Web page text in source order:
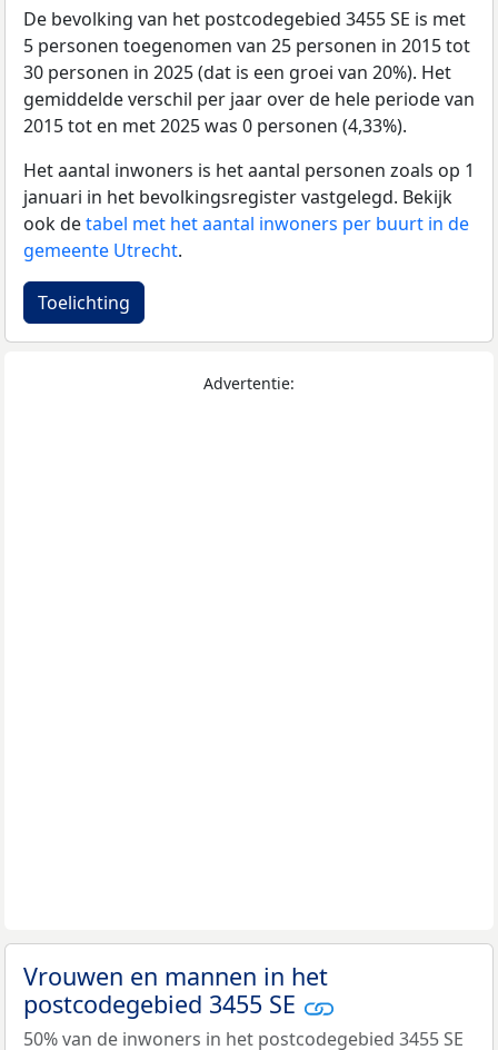
De bevolking van het postcodegebied 3455 SE is met
5 personen toegenomen van 25 personen in 2015 tot
30 personen in 2025 (dat is een groei van 20%). Het
gemiddelde verschil per jaar over de hele periode van
2015 tot en met 2025 was 0 personen (4,33%).
Het aantal inwoners is het aantal personen zoals op 1
januari in het bevolkingsregister vastgelegd. Bekijk
ook detabel met het aantal inwoners per buurt in de
gemeente Utrecht.
Toelichting
Advertentie:
Vrouwen en mannen in het
postcodegebied 3455 SE
50% van de inwoners in het postcodegebied 3455 SE